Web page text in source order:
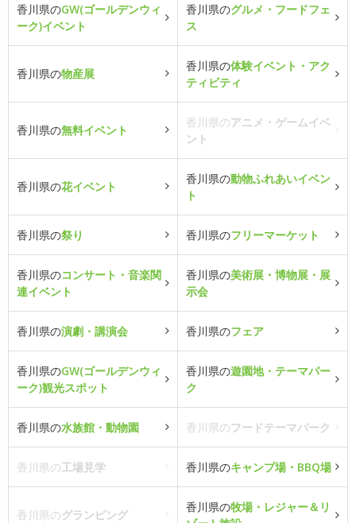
香川県のGW(ゴールデンウィ
ーク)イベント
香川県のグルメ・フードフェ
ス
香川県の物産展
香川県の体験イベント・アク
ティビティ
香川県の無料イベント
香川県のアニメ・ゲームイベ
ント
香川県の花イベント
香川県の動物ふれあいイベン
ト
香川県の祭り 香川県のフリーマーケット
香川県のコンサート・音楽関
連イベント
香川県の美術展・博物展・展
示会
香川県の演劇・講演会 香川県のフェア
香川県のGW(ゴールデンウィ
ーク)観光スポット
香川県の遊園地・テーマパー
ク
香川県の水族館・動物園 香川県のフードテーマパーク
香川県の工場見学 香川県のキャンプ場・BBQ場
香川県のグランピング
香川県の牧場・レジャー＆リ